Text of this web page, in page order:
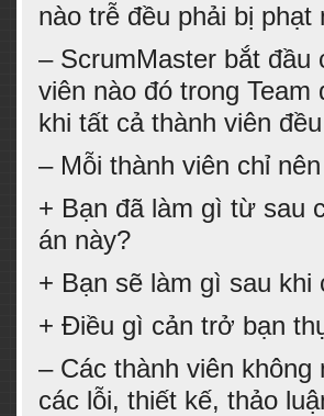
nào trễ đều phải bị phạt
– ScrumMaster bắt đầu
viên nào đó trong
khi tất cả thành viên
– Mỗi thành viên chỉ
+ Bạn đã làm gì từ sau
án này?
+ Bạn sẽ làm gì sau khi
+ Điều gì cản trở bạn
– Các thành viên
các lỗi, thiết kế, thảo